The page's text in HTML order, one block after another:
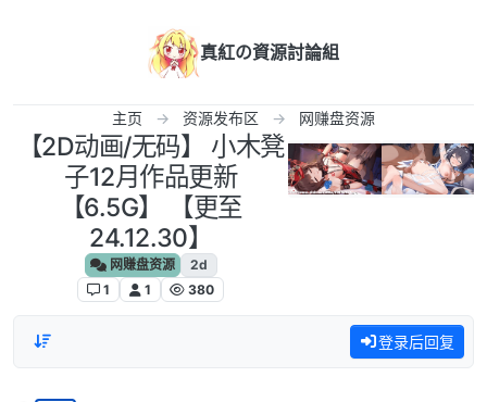
真紅の資源討論組
主页 资源发布区 网赚盘资源
【2D动画/无码】 小木凳
子12月作品更新
【6.5G】 【更至
24.12.30】
网赚盘资源
2d
1
1 380
登录后回复